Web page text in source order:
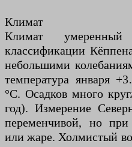
Климат
Климат
классификации
небольшими
температура января
°С. Осадков много
год). Измерение
переменчивой, но при
или жаре. Холмистый